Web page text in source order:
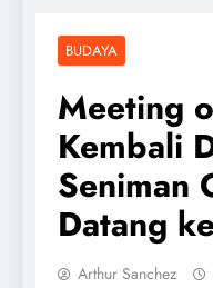
BUDAYA
Meeting
Kembali
Seniman
Datang
Arthur Sanchez